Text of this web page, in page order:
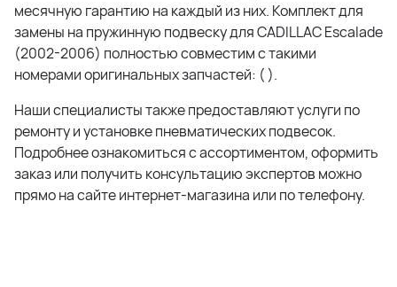
месячную гарантию на каждый из них. Комплект для
замены на пружинную подвеску для CADILLAC Escalade
(2002-2006) полностью совместим с такими
номерами оригинальных запчастей: ( ).
Наши специалисты также предоставляют услуги по
ремонту и установке пневматических подвесок.
Подробнее ознакомиться с ассортиментом, оформить
заказ или получить консультацию экспертов можно
прямо на сайте интернет-магазина или по телефону.